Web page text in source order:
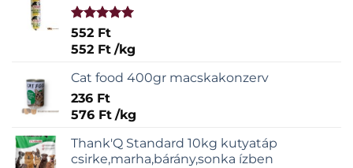
Értékelés:
5.00/ 5
552 Ft
552 Ft /kg
Cat food 400gr macskakonzerv
236 Ft
576 Ft /kg
Thank'Q Standard 10kg kutyatáp
csirke,marha,bárány,sonka ízben